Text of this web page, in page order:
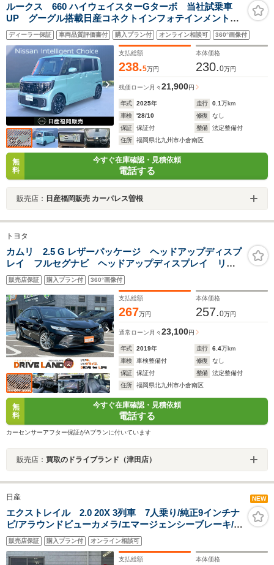
ルークス 660 ハイウェイスターGターボ 当社試乗車
UP グーグル搭載日産コネクトインフォテインメントシ
ステム ETC20 プロパイロット 全方位モニター 両
側オートスライドドア SOSコール
ディーラー保証 車両品質評価書付 購入プラン付 オンライン相談可 360°画像付
支払総額
238.5万円
本体価格
230.0万円
残価ローン 月々21,900円
年式 2025年 走行 0.1万km
車検
'28/10 修復
なし
保証
保証付 整備
法定整備付
住所
福岡県北九州市小倉南区
無
料
今すぐ在庫確認・見積依頼
電話する
販売店： 日産福岡販売 カーパレス曽根
トヨタ
カムリ 2.5 G レザーパッケージ ヘッドアップディスプ
レイ フルセグナビ ヘッドアップディスプレイ リア
サンシェード バックカメラ オートライト ブライン
ドスポットモニター シートヒーター 電動シート 置
き型充電
販売店保証 購入プラン付 360°画像付
支払総額
267万円
本体価格
257.0万円
通常ローン 月々23,100円
年式 2019年 走行 6.4万km
車検
車検整備付 修復
なし
保証
保証付 整備
法定整備付
住所
福岡県北九州市小倉南区
無
料
今すぐ在庫確認・見積依頼
電話する
カーセンサーアフター保証がAプランに付いています
販売店： 買取のドライブランド（津田店）
日産 NEW
エクストレイル 2.0 20X 3列車 7人乗り/純正9インチナ
ビ/アラウンドビューカメラ/エマージェンシーブレーキ/車
線逸脱警告/ルーフレール/パワーバックドア/黒色撥水シー
ト/シートヒーター/デジタルインナーミラー/ビルトイン
ETC
販売店保証 購入プラン付 オンライン相談可
支払総額 本体価格